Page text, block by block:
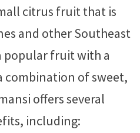
citrus fruit that is
and other Southeast
popular fruit with a
combination of sweet,
offers several
including: